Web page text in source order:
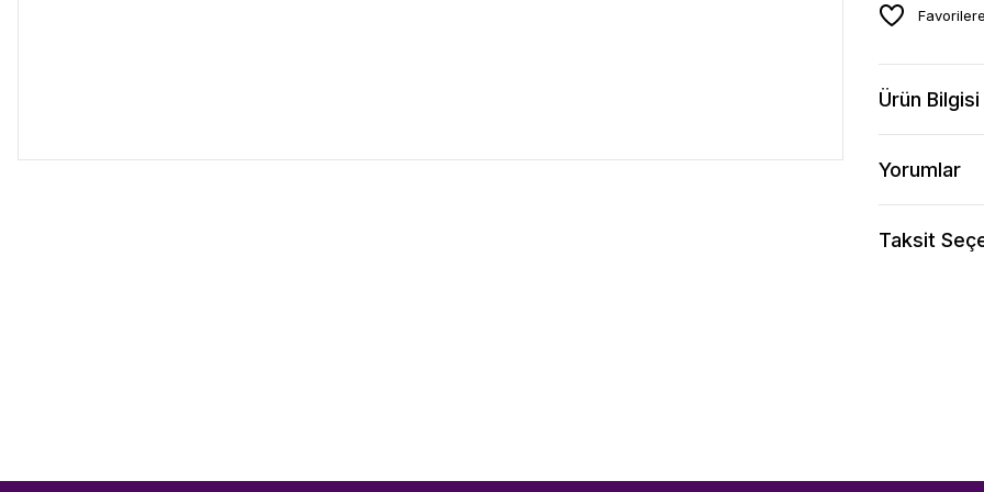
Ürün Bilgisi
Yorumlar
Taksit